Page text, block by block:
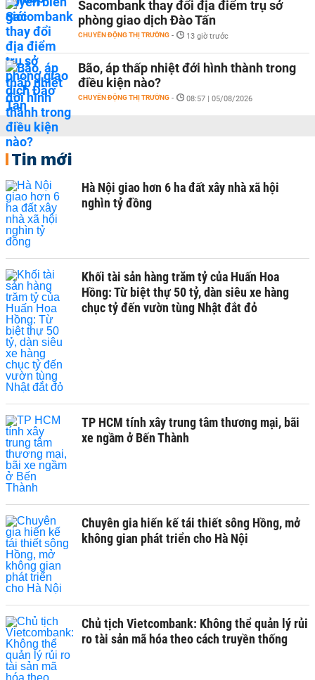
Sacombank thay đổi địa điểm trụ sở
phòng giao dịch Đào Tấn
CHUYỂN ĐỘNG THỊ TRƯỜNG - 13 giờ trước
Bão, áp thấp nhiệt đới hình thành trong
điều kiện nào?
CHUYỂN ĐỘNG THỊ TRƯỜNG - 08:57 | 05/08/2026
Tin mới
Hà Nội giao hơn 6 ha đất xây nhà xã hội
nghìn tỷ đồng
Khối tài sản hàng trăm tỷ của Huấn Hoa
Hồng: Từ biệt thự 50 tỷ, dàn siêu xe hàng
chục tỷ đến vườn tùng Nhật đắt đỏ
TP HCM tính xây trung tâm thương mại, bãi
xe ngầm ở Bến Thành
Chuyên gia hiến kế tái thiết sông Hồng, mở
không gian phát triển cho Hà Nội
Chủ tịch Vietcombank: Không thể quản lý rủi
ro tài sản mã hóa theo cách truyền thống